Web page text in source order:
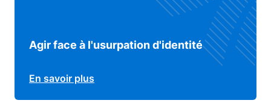
Agir face à l'usurpation d'identité
En savoir plus